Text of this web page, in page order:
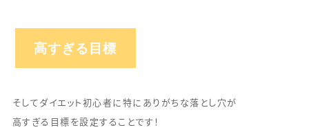
高すぎる目標
そしてダイエット初心者に特にありがちな落とし穴が
高すぎる目標を設定することです！